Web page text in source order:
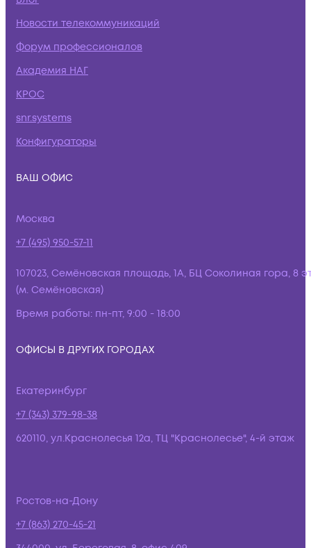
Новости телекоммуникаций
Форум профессионалов
Академия НАГ
КРОС
snr.systems
Конфигураторы
ВАШ ОФИС
Москва
+7 (495) 950-57-11
107023, Семёновская площадь, 1А, БЦ Соколиная гора, 8
(м. Семёновская)
Время работы: пн-пт, 9:00 - 18:00
ОФИСЫ В ДРУГИХ ГОРОДАХ
Екатеринбург
+7 (343) 379-98-38
620110, ул.Краснолесья 12а, ТЦ "Краснолесье", 4-й этаж
Ростов-на-Дону
+7 (863) 270-45-21